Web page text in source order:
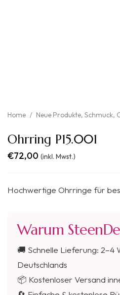
Home / Neue Produkte, Schmuck,
Ohrring P15.001
€72,00 (inkl. Mwst.)
Hochwertige Ohrringe für
Warum
🚚 Schnelle Lieferung: 2–4
Deutschlands
📦 Kostenloser Versand